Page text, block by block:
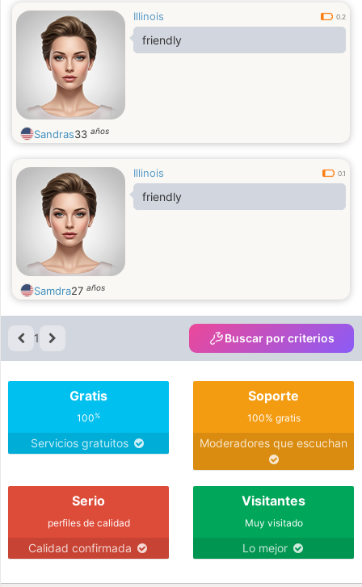
Illinois 0.2
friendly
Sandras33 años
Illinois 0.1
friendly
Samdra27 años
1 Buscar por criterios
Gratis
100%
Servicios gratuitos
Soporte
100% gratis
Moderadores que escuchan
Serio
perfiles de calidad
Calidad confirmada
Visitantes
Muy visitado
Lo mejor